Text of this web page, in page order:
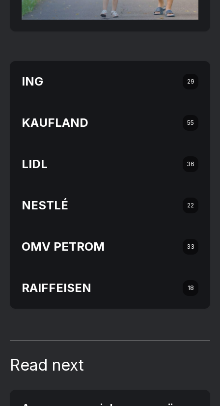
ING 29
KAUFLAND 55
LIDL 36
NESTLÉ 22
OMV PETROM 33
RAIFFEISEN 18
Read next